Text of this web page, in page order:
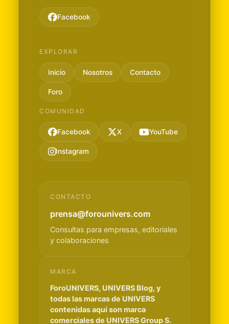
Facebook
EXPLORAR
Inicio Nosotros Contacto
Foro
COMUNIDAD
Facebook X YouTube
Instagram
CONTACTO
prensa@forounivers.com
Consultas para empresas, editoriales
y colaboraciones
MARCA
ForoUNIVERS, UNIVERS Blog, y
todas las marcas de UNIVERS
contenidas aquí son marca
comerciales de UNIVERS Group S.